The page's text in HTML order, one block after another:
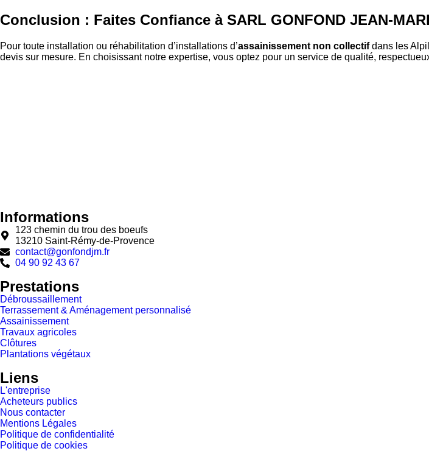
Conclusion : Faites Confiance à SARL GONFOND JEAN-
Pour toute installation ou réhabilitation d’installations d’assainissement non collectifdans les
devis sur mesure. En choisissant notre expertise, vous optez pour un service de qualité,
Informations
123 chemin du trou des boeufs
13210 Saint-Rémy-de-Provence
contact@gonfondjm.fr
04 90 92 43 67
Prestations
Débroussaillement
Terrassement & Aménagement personnalisé
Assainissement
Travaux agricoles
Clôtures
Plantations végétaux
Liens
L'entreprise
Acheteurs publics
Nous contacter
Mentions Légales
Politique de confidentialité
Politique de cookies